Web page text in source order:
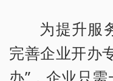
为提升服
完善企业开办